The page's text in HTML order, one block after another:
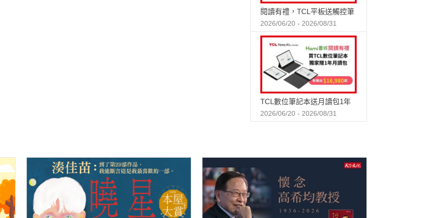
閱讀有禮，TCL平板送觸控筆
2026/06/20 - 2026/08/31
TCL數位筆記本送月讀包1年
2026/06/20 - 2026/08/31